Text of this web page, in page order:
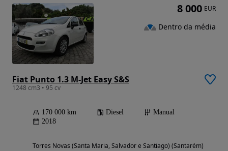
Fiat Punto 1.3 M-Jet Easy S&S
1248 cm3 • 95 cv
170 000 km Diesel
Manual
2018
Torres Novas (Santa Maria, Salvador e Santiago) (Santarém)
8 000 EUR
Dentro da média